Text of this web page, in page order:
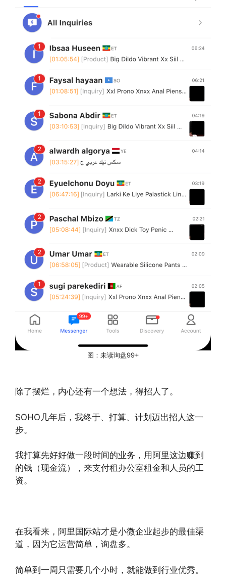
图：未读询盘99+
除了摆烂，内心还有一个想法，得招人了。
SOHO几年后，我终于、打算、计划迈出招人这一
步。
我打算先好好做一段时间的业务，用阿里这边赚到
的钱（现金流），来支付租办公室租金和人员的工
资。
在我看来，阿里国际站才是小微企业起步的最佳渠
道，因为它运营简单，询盘多。
简单到一周只需要几个小时，就能做到行业优秀。